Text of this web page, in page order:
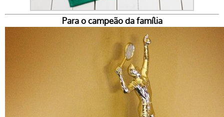
Para o campeão da família